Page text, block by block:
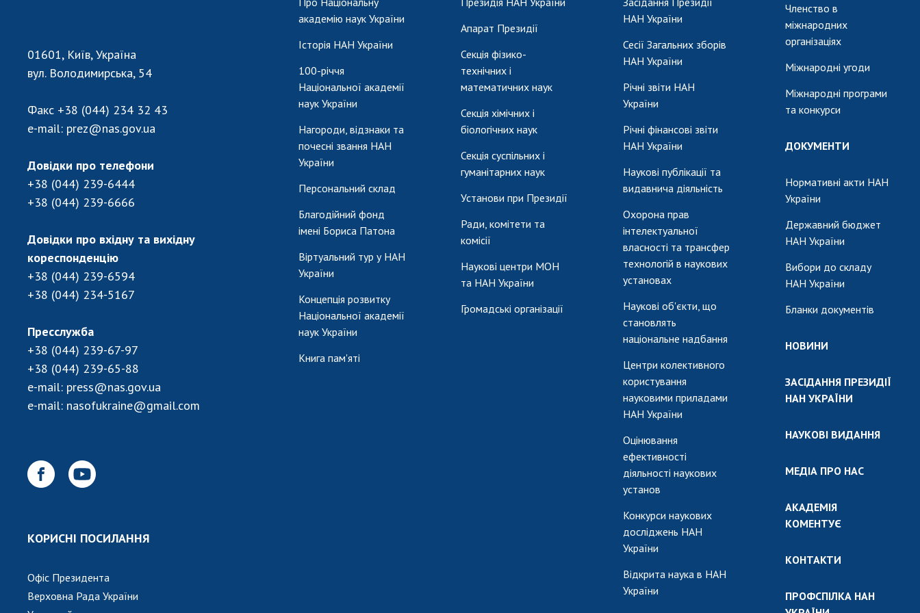
КОМЕНТУЄ
КОНТАКТИ
ПРОФСПІЛКА НАН
УКРАЇНИ
01601, Київ, Україна
вул. Володимирська, 54
Факс +38 (044) 234 32 43
e-mail: prez@nas.gov.ua
Довідки про телефони
+38 (044) 239-6444
+38 (044) 239-6666
Довідки про вхідну та вихідну
кореспонденцію
+38 (044) 239-6594
+38 (044) 234-5167
Пресслужба
+38 (044) 239-67-97
+38 (044) 239-65-88
e-mail: press@nas.gov.ua
e-mail: nasofukraine@gmail.com
КОРИСНІ ПОСИЛАННЯ
Офіс Президента
Верховна Рада України
академію наук України
Історія НАН України
100-річчя
Національної академії
наук України
Нагороди, відзнаки та
почесні звання НАН
України
Персональний склад
Благодійний фонд
імені Бориса Патона
Віртуальний тур у НАН
України
Концепція розвитку
Національної академії
наук України
Книга пам'яті
Апарат Президії
Секція фізико-
технічних і
математичних наук
Секція хімічних і
біологічних наук
Секція суспільних і
гуманітарних наук
Установи при Президії
Ради, комітети та
комісії
Наукові центри МОН
та НАН України
Громадські організації
НАН України
Сесії Загальних зборів
НАН України
Річні звіти НАН
України
Річні фінансові звіти
НАН України
Наукові публікації та
видавнича діяльність
Охорона прав
інтелектуальної
власності та трансфер
технологій в наукових
установах
Наукові об'єкти, що
становлять
національне надбання
Центри колективного
користування
науковими приладами
НАН України
Оцінювання
ефективності
діяльності наукових
установ
Конкурси наукових
досліджень НАН
України
Відкрита наука в НАН
України
Членство в
міжнародних
організаціях
Міжнародні угоди
Міжнародні програми
та конкурси
ДОКУМЕНТИ
Нормативні акти НАН
України
Державний бюджет
НАН України
Вибори до складу
НАН України
Бланки документів
НОВИНИ
ЗАСІДАННЯ ПРЕЗИДІЇ
НАН УКРАЇНИ
НАУКОВІ ВИДАННЯ
МЕДІА ПРО НАС
АКАДЕМІЯ
КОМЕНТУЄ
КОНТАКТИ
ПРОФСПІЛКА НАН